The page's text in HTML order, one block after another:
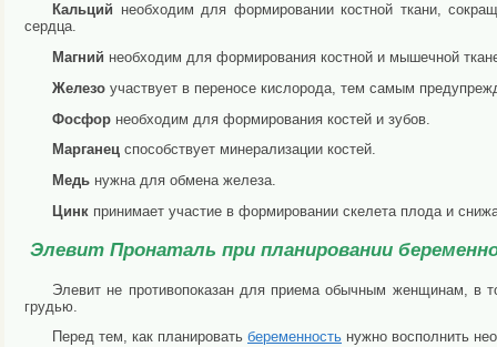
Кальций необходим для формировании костной ткани,
сердца.
Магний необходим для формирования костной и мышечной
Железо участвует в переносе кислорода, тем самым
Фосфор необходим для формирования костей и зубов.
Марганец способствует минерализации костей.
Медь нужна для обмена железа.
Цинк принимает участие в формировании скелета плода и
Элевит Пронаталь при планировании
Элевит не противопоказан для приема обычным женщинам, в
грудью.
Перед тем, как планировать беременность нужно восполнить